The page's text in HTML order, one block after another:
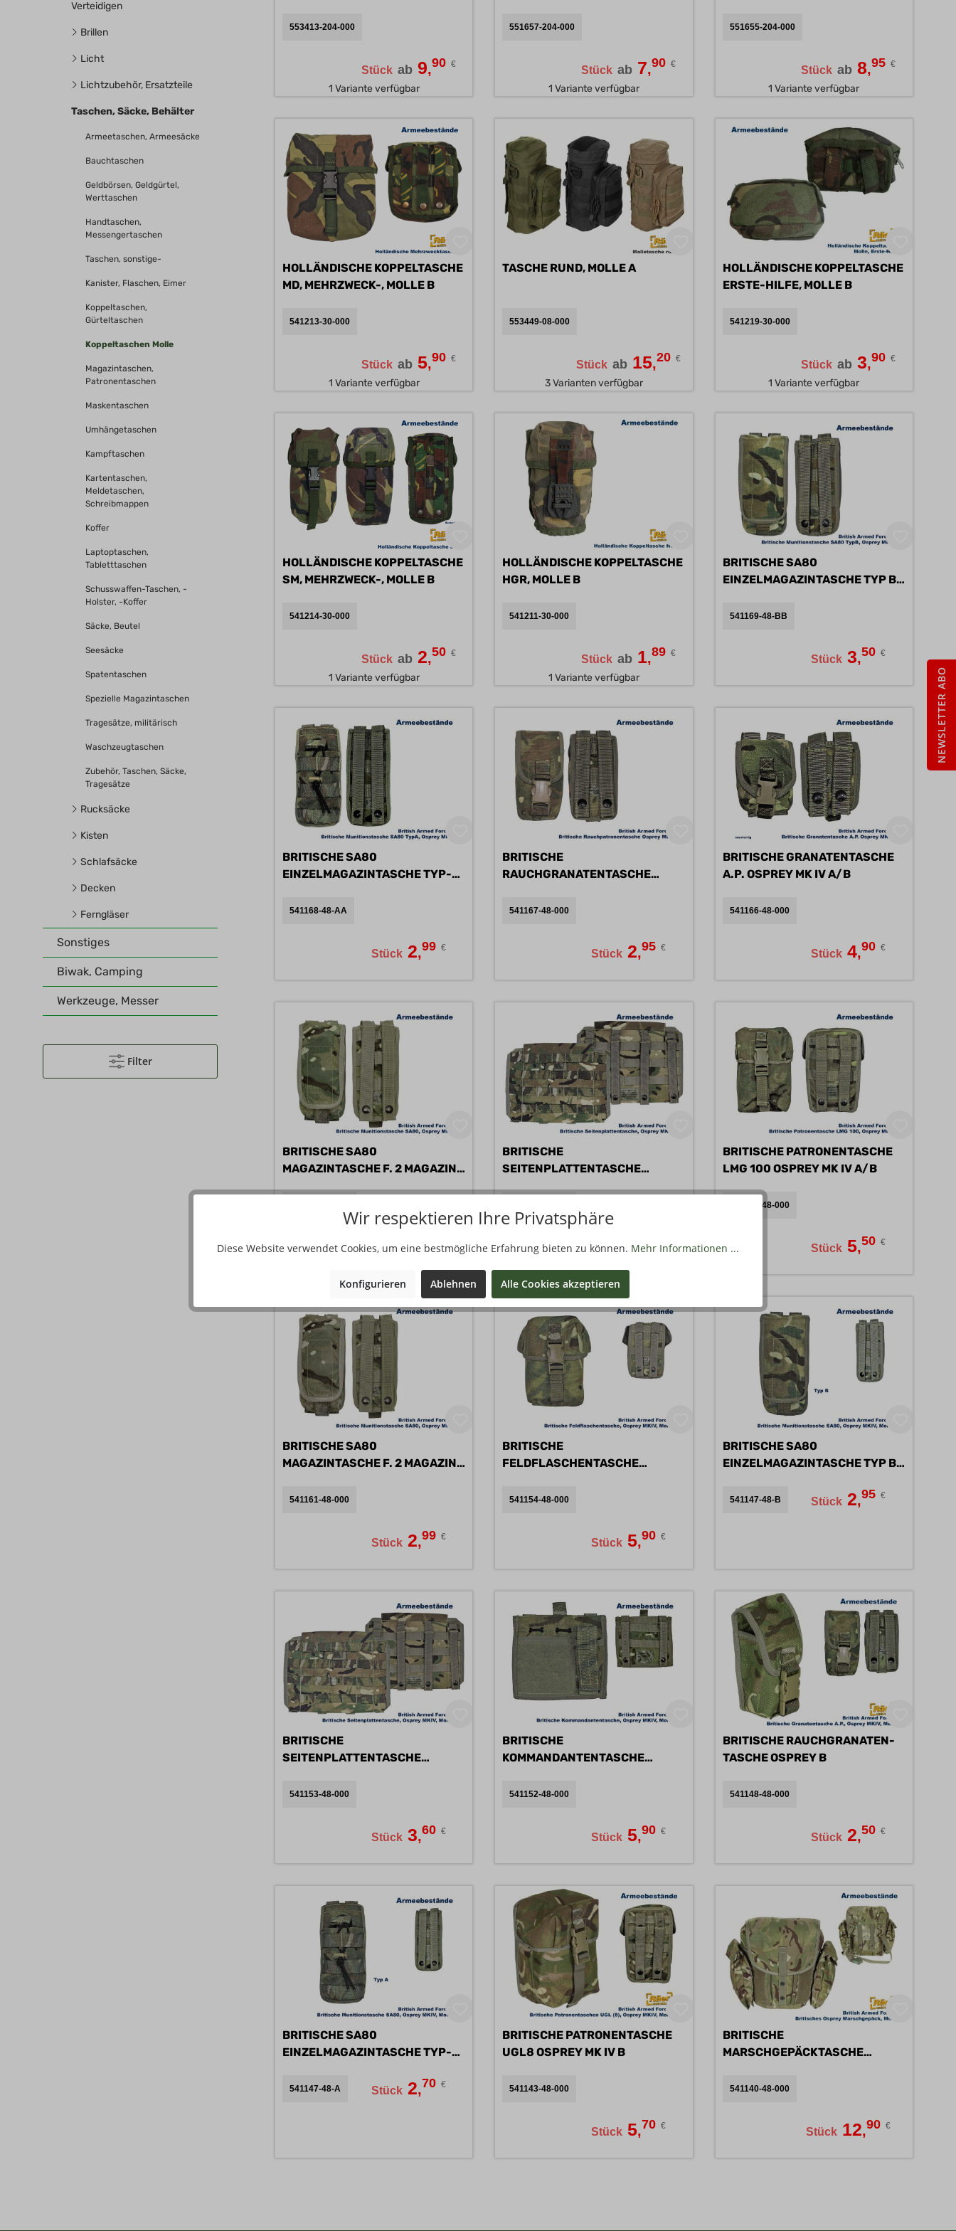
Verteidigen
Brillen
Licht
Lichtzubehör, Ersatzteile
Taschen, Säcke, Behälter
Armeetaschen, Armeesäcke
Bauchtaschen
Geldbörsen, Geldgürtel,
Werttaschen
Handtaschen,
Messengertaschen
Taschen, sonstige-
Kanister, Flaschen, Eimer
Koppeltaschen,
Gürteltaschen
Koppeltaschen Molle
Magazintaschen,
Patronentaschen
Maskentaschen
Umhängetaschen
Kampftaschen
Kartentaschen,
Meldetaschen,
Schreibmappen
Koffer
Laptoptaschen,
Tabletttaschen
Schusswaffen-Taschen, -
Holster, -Koffer
Säcke, Beutel
Seesäcke
Spatentaschen
Spezielle Magazintaschen
Tragesätze, militärisch
Waschzeugtaschen
Zubehör, Taschen, Säcke,
Tragesätze
Rucksäcke
Kisten
Schlafsäcke
Decken
Ferngläser
Sonstiges
Biwak, Camping
Werkzeuge, Messer
Filter
553413-204-000
Stück ab 9,90 €
1 Variante verfügbar
551657-204-000
Stück ab 7,90 €
1 Variante verfügbar
551655-204-000
Stück ab 8,95 €
1 Variante verfügbar
HOLLÄNDISCHE KOPPELTASCHE
MD, MEHRZWECK-, MOLLE B
541213-30-000
Stück ab 5,90 €
1 Variante verfügbar
TASCHE RUND, MOLLE A
553449-08-000
Stück ab 15,20 €
3 Varianten verfügbar
HOLLÄNDISCHE KOPPELTASCHE
ERSTE-HILFE, MOLLE B
541219-30-000
Stück ab 3,90 €
1 Variante verfügbar
HOLLÄNDISCHE KOPPELTASCHE
SM, MEHRZWECK-, MOLLE B
541214-30-000
Stück ab 2,50 €
1 Variante verfügbar
HOLLÄNDISCHE KOPPELTASCHE
HGR, MOLLE B
541211-30-000
Stück ab 1,89 €
1 Variante verfügbar
BRITISCHE SA80
EINZELMAGAZINTASCHE TYP B
541169-48-BB
Stück 3,50 €
BRITISCHE SA80
EINZELMAGAZINTASCHE TYP-A
541168-48-AA
Stück 2,99 €
BRITISCHE
RAUCHGRANATENTASCHE
541167-48-000
Stück 2,95 €
BRITISCHE GRANATENTASCHE
A.P. OSPREY MK IV A/B
541166-48-000
Stück 4,90 €
BRITISCHE SA80
MAGAZINTASCHE F. 2 MAGAZINE
Stück 3, 95
BRITISCHE
SEITENPLATTENTASCHE
Stück 5, 50
BRITISCHE PATRONENTASCHE
LMG 100 OSPREY MK IV A/B
541162-48-000
Stück 5,50 €
BRITISCHE SA80
MAGAZINTASCHE F. 2 MAGAZINE
541161-48-000
Stück 2,99 €
BRITISCHE
FELDFLASCHENTASCHE
541154-48-000
Stück 5,90 €
BRITISCHE SA80
EINZELMAGAZINTASCHE TYP B
541147-48-B Stück 2,95 €
BRITISCHE
SEITENPLATTENTASCHE
541153-48-000
Stück 3,60 €
BRITISCHE
KOMMANDANTENTASCHE
541152-48-000
Stück 5,90 €
BRITISCHE RAUCHGRANATEN-
TASCHE OSPREY B
541148-48-000
Stück 2,50 €
BRITISCHE SA80
EINZELMAGAZINTASCHE TYP-A
541147-48-A Stück 2,70 €
BRITISCHE PATRONENTASCHE
UGL8 OSPREY MK IV B
541143-48-000
Stück 5,70 €
BRITISCHE
MARSCHGEPÄCKTASCHE
541140-48-000
Stück 12,90 €
Wir respektieren Ihre Privatsphäre
Diese Website verwendet Cookies, um eine bestmögliche Erfahrung bieten zu können. Mehr Informationen ...
Konfigurieren Ablehnen Alle Cookies akzeptieren
NEWSLETTER ABO